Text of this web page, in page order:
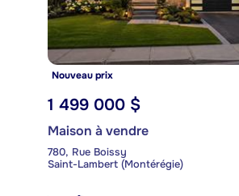
Nouveau prix
1 499 000 $
Maison à vendre
780, Rue Boissy
Saint-Lambert (Montérégie)